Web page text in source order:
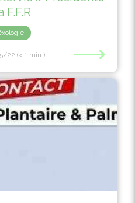
F.F.R
22 (< 1 min.) ⟶